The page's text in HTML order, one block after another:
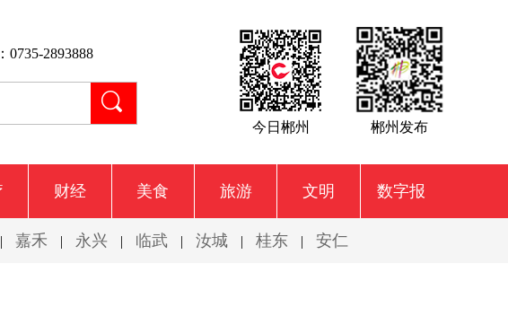
0735-2893888
今日郴州 郴州发布
财经 美食 旅游 文明 数字报
| 嘉禾 | 永兴 | 临武 | 汝城 | 桂东 | 安仁